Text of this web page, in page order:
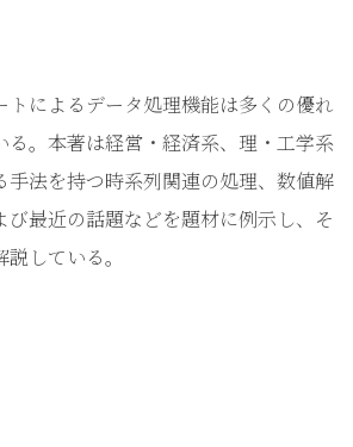
トによるデータ処理機能は多くの優れ
る。本著は経営・経済系、理・工学系
手法を持つ時系列関連の処理、数値解
び最近の話題などを題材に例示し、そ
している。